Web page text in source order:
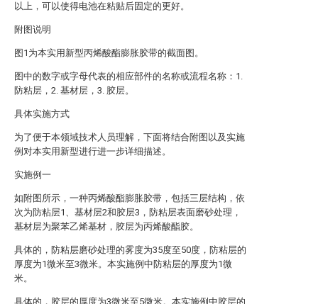
以上，可以使得电池在粘贴后固定的更好。
附图说明
图1为本实用新型丙烯酸酯膨胀胶带的截面图。
图中的数字或字母代表的相应部件的名称或流程名称：1.
防粘层，2. 基材层，3. 胶层。
具体实施方式
为了便于本领域技术人员理解，下面将结合附图以及实施
例对本实用新型进行进一步详细描述。
实施例一
如附图所示，一种丙烯酸酯膨胀胶带，包括三层结构，依
次为防粘层1、基材层2和胶层3，防粘层表面磨砂处理，
基材层为聚苯乙烯基材，胶层为丙烯酸酯胶。
具体的，防粘层磨砂处理的雾度为35度至50度，防粘层的
厚度为1微米至3微米。本实施例中防粘层的厚度为1微
米。
具体的，胶层的厚度为3微米至5微米。本实施例中胶层的